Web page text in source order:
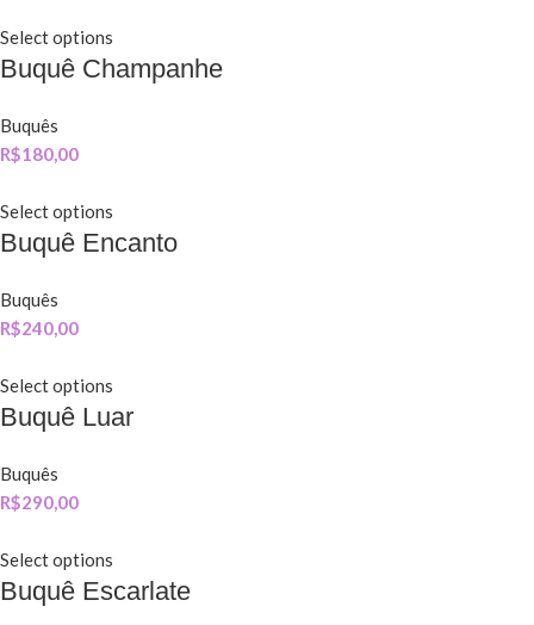
Select options
Buquê Champanhe
Buquês
R$180,00
Select options
Buquê Encanto
Buquês
R$240,00
Select options
Buquê Luar
Buquês
R$290,00
Select options
Buquê Escarlate